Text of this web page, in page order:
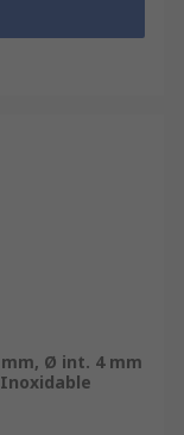
mm, Ø int. 4 mm